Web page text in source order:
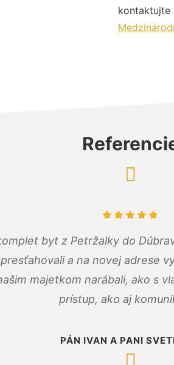
kontaktujte
byt z Petržalky do
a na novej adrese
majetkom narábali, ako s
prístup, ako aj
PÁN IVAN A PANI